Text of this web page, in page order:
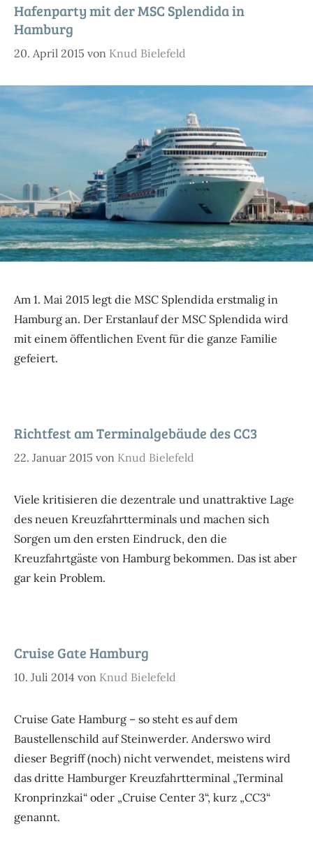
Hafenparty mit der MSC Splendida in
Hamburg
20. April 2015 von Knud Bielefeld
Am 1. Mai 2015 legt die MSC Splendida erstmalig in
Hamburg an. Der Erstanlauf der MSC Splendida wird
mit einem öffentlichen Event für die ganze Familie
gefeiert.
Richtfest am Terminalgebäude des CC3
22. Januar 2015 von Knud Bielefeld
Viele kritisieren die dezentrale und unattraktive Lage
des neuen Kreuzfahrtterminals und machen sich
Sorgen um den ersten Eindruck, den die
Kreuzfahrtgäste von Hamburg bekommen. Das ist aber
gar kein Problem.
Cruise Gate Hamburg
10. Juli 2014 von Knud Bielefeld
Cruise Gate Hamburg – so steht es auf dem
Baustellenschild auf Steinwerder. Anderswo wird
dieser Begriff (noch) nicht verwendet, meistens wird
das dritte Hamburger Kreuzfahrtterminal „Terminal
Kronprinzkai“ oder „Cruise Center 3“, kurz „CC3“
genannt.